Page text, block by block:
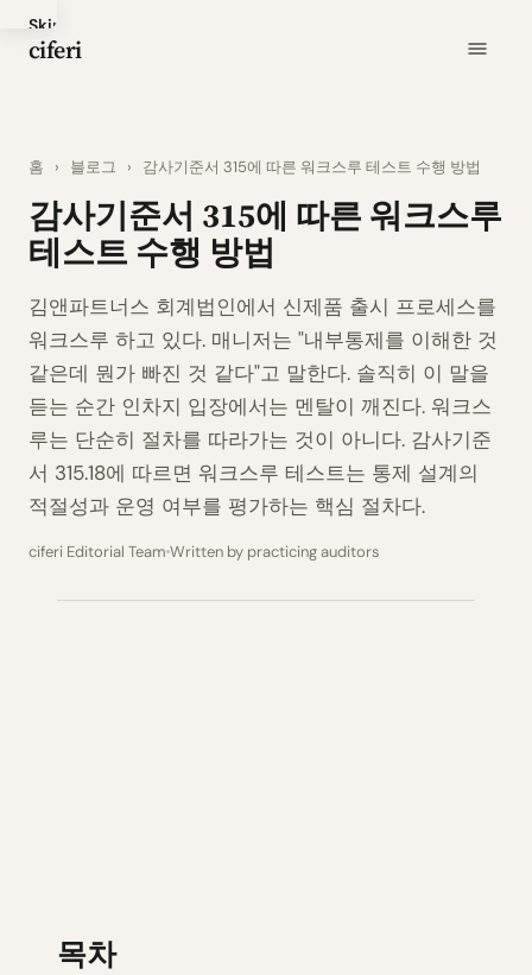
Skip
to
ciferi
홈 › 블로그 › 감사기준서 315에 따른 워크스루 테스트 수행 방법
감사기준서 315에 따른 워크스루
테스트 수행 방법
김앤파트너스 회계법인에서 신제품 출시 프로세스를
워크스루 하고 있다. 매니저는 "내부통제를 이해한 것
같은데 뭔가 빠진 것 같다"고 말한다. 솔직히 이 말을
듣는 순간 인차지 입장에서는 멘탈이 깨진다. 워크스
루는 단순히 절차를 따라가는 것이 아니다. 감사기준
서 315.18에 따르면 워크스루 테스트는 통제 설계의
적절성과 운영 여부를 평가하는 핵심 절차다.
ciferi Editorial Team Written by practicing auditors
목차